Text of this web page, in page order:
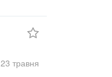
23 травня